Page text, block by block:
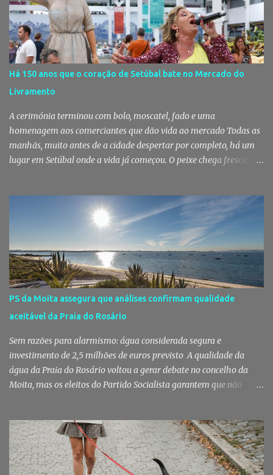
comunitário que sempre distinguiu este evento. O branco é a cor
essencial da festa de 1 de Agosto no Pinhal Novo 10 anos depois da
primeira edição, a White Party continua a ser muito mais do que
uma pista de dança ao ar livre. É um ponto de encontro entre
gerações, um momento de reencontro entre amigos e famílias,
mas também o reflexo daquilo que distingue o Pinhal Novo: a
capacidade de transformar uma ideia simples numa tradição que
mobiliza milhares de pessoas. Todos os anos, quando ch...
Há 150 anos que o coração de Setúbal bate no Mercado do
Livramento
A cerimónia terminou com bolo, moscatel, fado e uma
homenagem aos comerciantes que dão vida ao mercado Todas as
manhãs, muito antes de a cidade despertar por completo, há um
lugar em Setúbal onde a vida já começou. O peixe chega fresco, os
fruta, das ervas e do pão acabado de cozer. Há 150 anos que esta
rotina se repete no Mercado do Livramento, um espaço que
continua a ser muito mais do que um mercado: é um dos maiores
símbolos da identidade setubalense. Mercado celebrou 150 anos
no último dia de Julho Foi considerado pela revista norte-
americana USA Today um dos melhores mercados de peixe do
mundo. Mas, para os setubalenses, o Mercado do Livramento vale
muito mais do que qualquer distinção internacional. O Mercado do
Livramento assinalou, no dia 31 de Julho, os 150 anos de existência
com uma cerimónia comemorativa na qual a Câmara Municipal
de Setúbal desta...
PS da Moita assegura que análises confirmam qualidade
aceitável da Praia do Rosário
Sem razões para alarmismo: água considerada segura e
investimento de 2,5 milhões de euros previsto A qualidade da
água da Praia do Rosário voltou a gerar debate no concelho da
Moita, mas os eleitos do Partido Socialista garantem que não
classificação de "Qualidade Aceitável", - posição validada pela a
Agência Portuguesa do Ambiente a 29 de Julho - acusam
algumas informações de criarem preocupações injustificadas e
reforçam que a valorização daquele espaço passa por um